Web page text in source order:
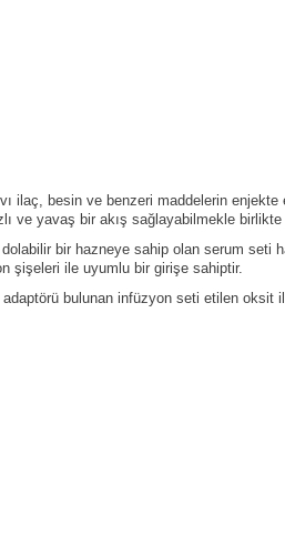
ilaç, besin ve benzeri maddelerin
ve yavaş bir akış sağlayabilmekle
bir hazneye sahip olan serum seti
şişeleri ile uyumlu bir girişe sahiptir.
bulunan infüzyon seti etilen oksit